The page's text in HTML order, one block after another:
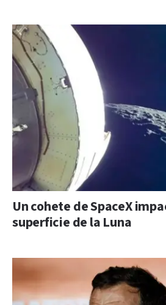
Un cohete de SpaceX
superficie de la Luna